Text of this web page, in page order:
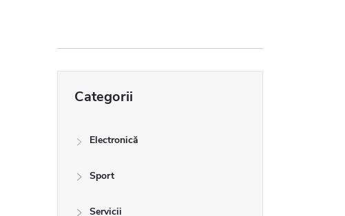
l
apesteCategorii
Electronică
Sport
Servicii